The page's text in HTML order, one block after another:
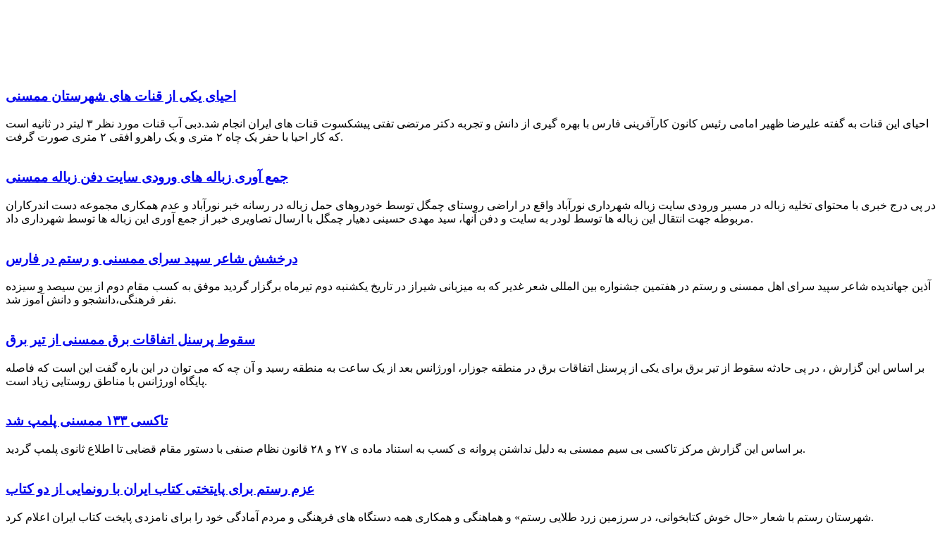
احیای یکی از قنات های شهرستان ممسنی
احیای این قنات به گفته علیرضا ظهیر امامی رئیس کانون کارآفرینی فارس با بهره گیری از دانش و تجربه دکتر مرتضی تفتی پیشکسوت قنات های ایران انجام شد.دبی آب قنات مورد نظر ۳ لیتر در ثانیه است
که کار احیا با حفر یک چاه ۲ متری و یک راهرو افقی ۲ متری صورت گرفت.
جمع آوری زباله های ورودی سایت دفن زباله ممسنی
در پی درج خبری با محتوای تخلیه زباله در مسیر ورودی سایت زباله شهرداری نورآباد واقع در اراضی روستای چمگل توسط خودروهای حمل زباله در رسانه خبر نورآباد و عدم همکاری مجموعه دست اندرکاران
مربوطه جهت انتقال این زباله ها توسط لودر به سایت و دفن آنها، سید مهدی حسینی دهیار چمگل با ارسال تصاویری خبر از جمع آوری این زباله ها توسط شهرداری داد.
درخشش شاعر سپید سرای ممسنی و رستم در فارس
آذین جهاندیده شاعر سپید سرای اهل ممسنی و رستم در هفتمین جشنواره بین المللی شعر غدیر که به میزبانی شیراز در تاریخ یکشنبه دوم تیرماه برگزار گردید موفق به کسب مقام دوم از بین سیصد و سیزده
نفر فرهنگی،دانشجو و دانش آموز شد.
سقوط پرسنل اتفاقات برق ممسنی از تیر برق
بر اساس این گزارش ، در پی حادثه سقوط از تیر برق برای یکی از پرسنل اتفاقات برق در منطقه جوزار، اورژانس بعد از یک ساعت به منطقه رسید و آن چه که می توان در این باره گفت این است که فاصله
پایگاه اورژانس با مناطق روستایی زیاد است.
تاکسی ۱۳۳ ممسنی پلمپ شد
بر اساس این گزارش مرکز تاکسی بی سیم ممسنی به دلیل نداشتن پروانه ی کسب به استناد ماده ی ۲۷ و ۲۸ قانون نظام صنفی با دستور مقام قضایی تا اطلاع ثانوی پلمپ گردید.
عزم رستم برای پایتختی کتاب ایران با رونمایی از دو کتاب
شهرستان رستم با شعار «حال خوش کتابخوانی، در سرزمین زرد طلایی رستم» و هماهنگی و همکاری همه دستگاه های فرهنگی و مردم آمادگی خود را برای نامزدی پایخت کتاب ایران اعلام کرد.